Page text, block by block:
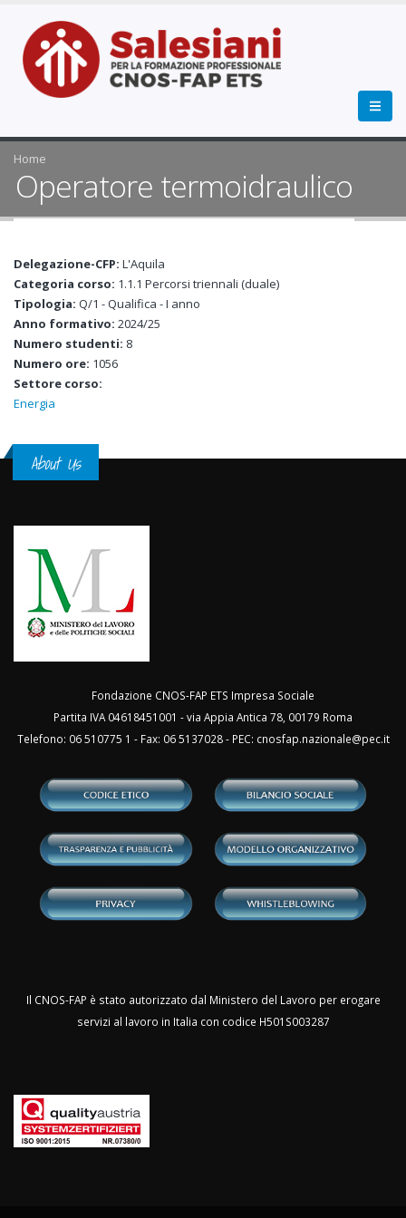
Home
Operatore termoidraulico
Delegazione-CFP: L'Aquila
Categoria corso: 1.1.1 Percorsi triennali (duale)
Tipologia: Q/1 - Qualifica - I anno
Anno formativo: 2024/25
Numero studenti: 8
Numero ore: 1056
Settore corso:
Energia
About Us
Fondazione CNOS-FAP ETS Impresa Sociale
Partita IVA 04618451001 - via Appia Antica 78, 00179 Roma
Telefono: 06 510775 1 - Fax: 06 5137028 - PEC: cnosfap.nazionale@pec.it
Il CNOS-FAP è stato autorizzato dal Ministero del Lavoro per erogare
servizi al lavoro in Italia con codice H501S003287